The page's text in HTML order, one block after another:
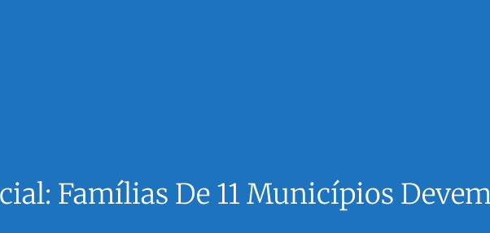
Famílias De 11 Municípios